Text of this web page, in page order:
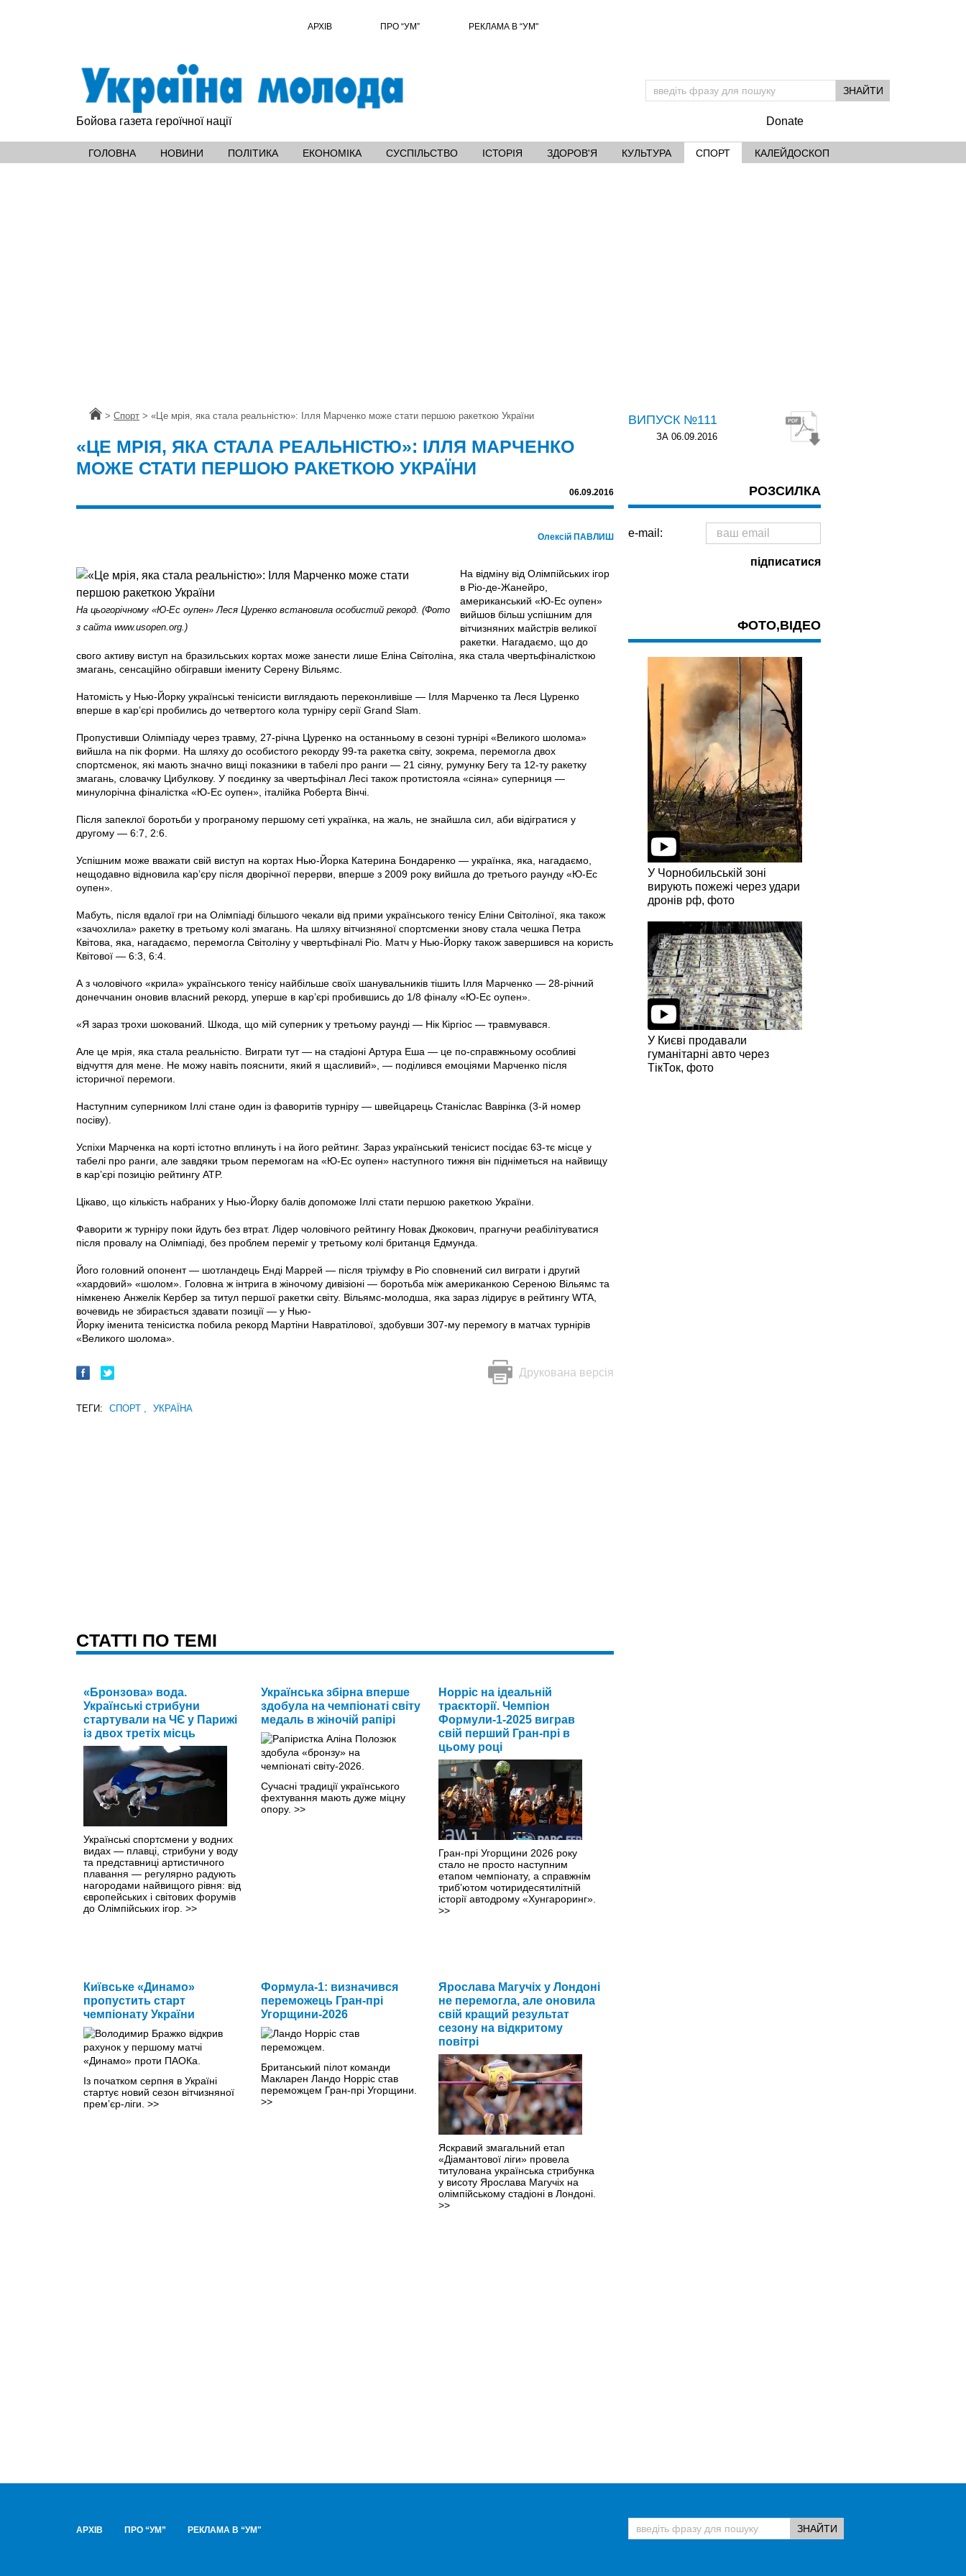
АРХІВ ПРО “УМ” РЕКЛАМА В “УМ"
Бойова газета героїчної нації Donate
ГОЛОВНА НОВИНИ ПОЛІТИКА ЕКОНОМІКА СУСПІЛЬСТВО ІСТОРІЯ ЗДОРОВ'Я КУЛЬТУРА СПОРТ КАЛЕЙДОСКОП
Головна
> Спорт > «Це мрія, яка стала реальністю»: Ілля Марченко може стати першою ракеткою України
«ЦЕ МРІЯ, ЯКА СТАЛА РЕАЛЬНІСТЮ»: ІЛЛЯ МАРЧЕНКО
МОЖЕ СТАТИ ПЕРШОЮ РАКЕТКОЮ УКРАЇНИ
06.09.2016
Олексій ПАВЛИШ
На цьогорічному «Ю-Ес оупен» Леся Цуренко встановила особистий рекорд. (Фото
з сайта www.usopen.org.)
На відміну від Олімпійських ігор
в Ріо-де-Жанейро,
американський «Ю-Ес оупен»
вийшов більш успішним для
вітчизняних майстрів великої
ракетки. Нагадаємо, що до
свого активу виступ на бразильських кортах може занести лише Еліна Світоліна, яка стала чвертьфіналісткою
змагань, сенсаційно обігравши імениту Серену Вільямс.
Натомість у Нью-Йорку українські тенісисти виглядають переконливіше — Ілля Марченко та Леся Цуренко
вперше в кар’єрі пробились до четвертого кола турніру серії Grand Slam.
Пропустивши Олімпіаду через травму, 27-річна Цуренко на останньому в сезоні турнірі «Великого шолома»
вийшла на пік форми. На шляху до особистого рекорду 99-та ракетка світу, зокрема, перемогла двох
спортсменок, які мають значно вищі показники в табелі про ранги — 21 сіяну, румунку Бегу та 12-ту ракетку
змагань, словачку Цибулкову. У поєдинку за чвертьфінал Лесі також протистояла «сіяна» суперниця —
минулорічна фіналістка «Ю-Ес оупен», італійка Роберта Вінчі.
Після запеклої боротьби у програному першому сеті українка, на жаль, не знайшла сил, аби відігратися у
другому — 6:7, 2:6.
Успішним може вважати свій виступ на кортах Нью-Йорка Катерина Бондаренко — українка, яка, нагадаємо,
нещодавно відновила кар’єру після дворічної перерви, вперше з 2009 року вийшла до третього раунду «Ю-Ес
оупен».
Мабуть, після вдалої гри на Олімпіаді більшого чекали від прими українського тенісу Еліни Світоліної, яка також
«зачохлила» ракетку в третьому колі змагань. На шляху вітчизняної спортсменки знову стала чешка Петра
Квітова, яка, нагадаємо, перемогла Світоліну у чвертьфіналі Ріо. Матч у Нью-Йорку також завершився на користь
Квітової — 6:3, 6:4.
А з чоловічого «крила» українського тенісу найбільше своїх шанувальників тішить Ілля Марченко — 28-річний
донеччанин оновив власний рекорд, уперше в кар’єрі пробившись до 1/8 фіналу «Ю-Ес оупен».
«Я зараз трохи шокований. Шкода, що мій суперник у третьому раунді — Нік Кіргіос — травмувався.
Але це мрія, яка стала реальністю. Виграти тут — на стадіоні Артура Еша — це по-справжньому особливі
відчуття для мене. Не можу навіть пояснити, який я щасливий», — поділився емоціями Марченко після
історичної перемоги.
Наступним суперником Іллі стане один із фаворитів турніру — швейцарець Станіслас Ваврінка (3-й номер
посіву).
Успіхи Марченка на корті істотно вплинуть і на його рейтинг. Зараз український тенісист посідає 63-тє місце у
табелі про ранги, але завдяки трьом перемогам на «Ю-Ес оупен» наступного тижня він підніметься на найвищу
в кар’єрі позицію рейтингу ATP.
Цікаво, що кількість набраних у Нью-Йорку балів допоможе Іллі стати першою ракеткою України.
Фаворити ж турніру поки йдуть без втрат. Лідер чоловічого рейтингу Новак Джокович, прагнучи реабілітуватися
після провалу на Олімпіаді, без проблем переміг у третьому колі британця Едмунда.
Його головний опонент — шотландець Енді Маррей — після тріумфу в Ріо сповнений сил виграти і другий
«хардовий» «шолом». Головна ж інтрига в жіночому дивізіоні — боротьба між американкою Сереною Вільямс та
німкенею Анжелік Кербер за титул першої ракетки світу. Вільямс-молодша, яка зараз лідирує в рейтингу WTA,
вочевидь не збирається здавати позиції — у Нью-
Йорку іменита тенісистка побила рекорд Мартіни Навратілової, здобувши 307-му перемогу в матчах турнірів
«Великого шолома».
Друкована версія
ТЕГИ: СПОРТ УКРАЇНА
CТАТТІ ПО ТЕМІ
«Бронзова» вода.
Українські стрибуни
стартували на ЧЄ у Парижі
із двох третіх місць
Українські спортсмени у водних
видах — плавці, стрибуни у воду
та представниці артистичного
плавання — регулярно радують
нагородами найвищого рівня: від
європейських і світових форумів
до Олімпійських ігор. >>
Українська збірна вперше
здобула на чемпіонаті світу
медаль в жіночій рапірі
Сучасні традиції українського
фехтування мають дуже міцну
опору. >>
Норріс на ідеальній
траєкторії. Чемпіон
Формули-1-2025 виграв
свій перший Гран-прі в
цьому році
Гран-прі Угорщини 2026 року
стало не просто наступним
етапом чемпіонату, а справжнім
триб’ютом чотиридесятилітній
історії автодрому «Хунгароринг».
>>
Київське «Динамо»
пропустить старт
чемпіонату України
Із початком серпня в Україні
стартує новий сезон вітчизняної
прем’єр-ліги. >>
Формула-1: визначився
переможець Гран-прі
Угорщини-2026
Британський пілот команди
Макларен Ландо Норріс став
переможцем Гран-прі Угорщини.
>>
Ярослава Магучіх у Лондоні
не перемогла, але оновила
свій кращий результат
сезону на відкритому
повітрі
Яскравий змагальний етап
«Діамантової ліги» провела
титулована українська стрибунка
у висоту Ярослава Магучіх на
олімпійському стадіоні в Лондоні.
>>
ВИПУСК №111
ЗА 06.09.2016
РОЗСИЛКА
e-mail:
ФОТО,ВІДЕО
У Чорнобильській зоні
вирують пожежі через удари
дронів рф, фото
У Києві продавали
гуманітарні авто через
ТікТок, фото
АРХІВ ПРО “УМ” РЕКЛАМА В “УМ"